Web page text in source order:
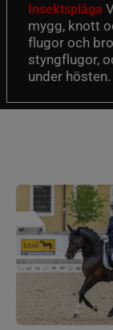
Insektsplåga
mygg, knott
flugor och
styngflugor,
under